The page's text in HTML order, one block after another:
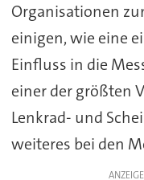
Organisationen
einigen, wie eine
Einfluss in die
einer der größten
Lenkrad- und
weiteres bei den
ANZEIGE